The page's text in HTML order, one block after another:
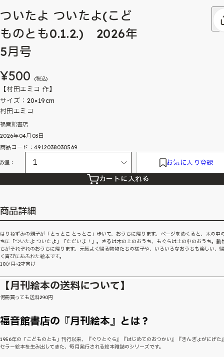
ついたよ ついたよ(こど
ものとも0.1.2.) 2026年
5月号
¥500 (税込)
【村田エミコ 作】
サイズ：20×19cm
村田エミコ
福音館書店
2026年04月03日
商品コード：4912038030569
数量： お気に入り登録
カートに入れる
商品詳細
はりねずみの親子が「とっとこ とっとこ」歩いて、おうちに帰ります。ページをめくると、木の中
ちに「ついたよ ついたよ」「ただいま！」。さるは木の上のおうち、もぐらは土の中のおうち。動
ちがそれぞれのおうちに帰ります。元気よく帰る動物たちの様子や、いろいろなおうちも楽しい、
く喜びにあふれた絵本です。
10か月~2才向け
【月刊絵本の送料について】
何冊買っても送料290円
福音館書店の『月刊絵本』とは？
1956年の「こどものとも」刊行以来、『ぐりとぐら』『はじめてのおつかい』『きんぎょがにげた
セラー絵本を生み出してきた、毎月発行される絵本雑誌のシリーズです。